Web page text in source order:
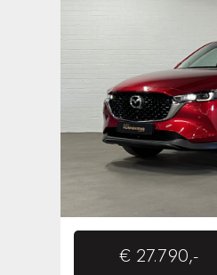
€ 27.790,-